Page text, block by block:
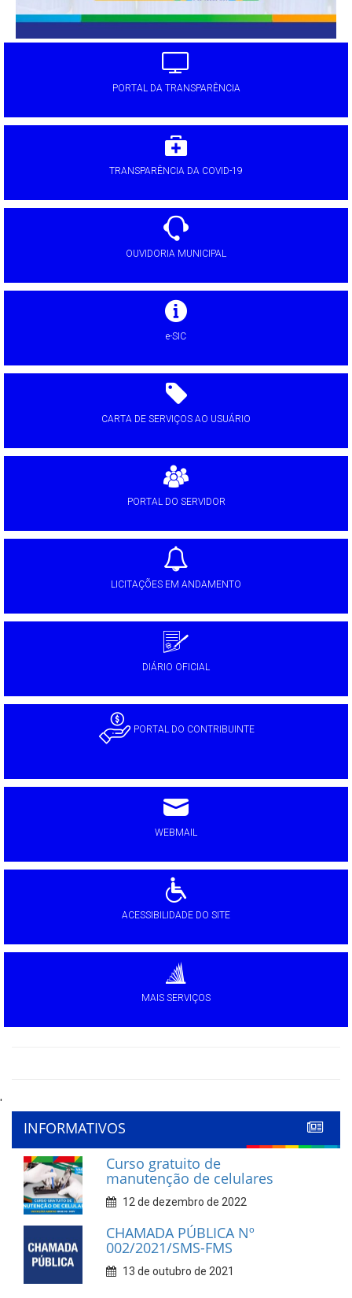
PORTAL DA TRANSPARÊNCIA
TRANSPARÊNCIA DA COVID-19
OUVIDORIA MUNICIPAL
e-SIC
CARTA DE SERVIÇOS AO USUÁRIO
PORTAL DO SERVIDOR
LICITAÇÕES EM ANDAMENTO
DIÁRIO OFICIAL
PORTAL DO CONTRIBUINTE
WEBMAIL
ACESSIBILIDADE DO SITE
MAIS SERVIÇOS
'
INFORMATIVOS
Curso gratuito de
manutenção de celulares
12 de dezembro de 2022
CHAMADA PÚBLICA Nº
002/2021/SMS-FMS
13 de outubro de 2021